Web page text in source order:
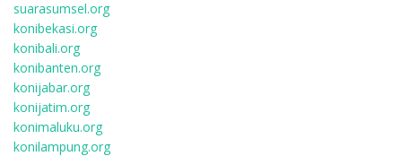
suarasumsel.org
konibekasi.org
konibali.org
konibanten.org
konijabar.org
konijatim.org
konimaluku.org
konilampung.org